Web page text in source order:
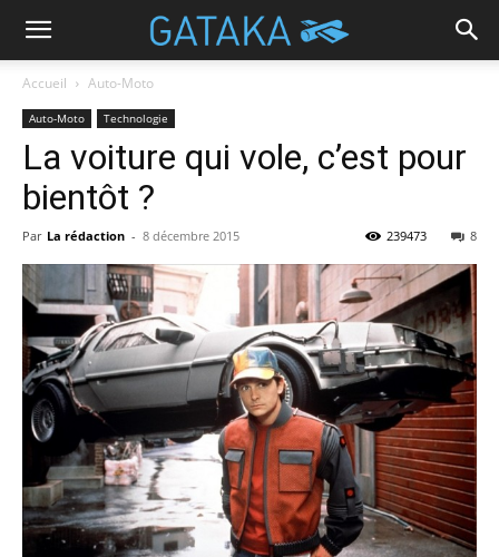
Accueil Auto-Moto
Auto-Moto Technologie
La voiture qui vole, c’est pour
bientôt ?
Par La rédaction - 8 décembre 2015 8
239473